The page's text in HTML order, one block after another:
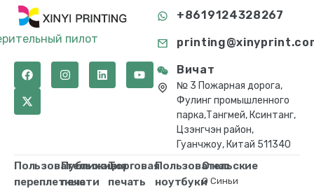
пилот
+8619124328267
Вичат
№ 3 Пожарная дорога,
Фулинг промышленного
парка,Тангмей, Ксинтанг,
Цзэнгчэн район,
Гуанчжоу, Китай 511340
Пользовательские
переплетные
Публикация
печати
Торговая
печать
Пользовательские
ноутбуки
О нас
О Синьи